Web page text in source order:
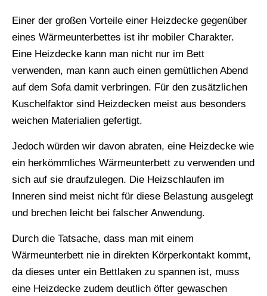
Einer der großen Vorteile einer Heizdecke gegenüber
eines Wärmeunterbettes ist ihr mobiler Charakter.
Eine Heizdecke kann man nicht nur im Bett
verwenden, man kann auch einen gemütlichen Abend
auf dem Sofa damit verbringen. Für den zusätzlichen
Kuschelfaktor sind Heizdecken meist aus besonders
weichen Materialien gefertigt.
Jedoch würden wir davon abraten, eine Heizdecke wie
ein herkömmliches Wärmeunterbett zu verwenden und
sich auf sie draufzulegen. Die Heizschlaufen im
Inneren sind meist nicht für diese Belastung ausgelegt
und brechen leicht bei falscher Anwendung.
Durch die Tatsache, dass man mit einem
Wärmeunterbett nie in direkten Körperkontakt kommt,
da dieses unter ein Bettlaken zu spannen ist, muss
eine Heizdecke zudem deutlich öfter gewaschen